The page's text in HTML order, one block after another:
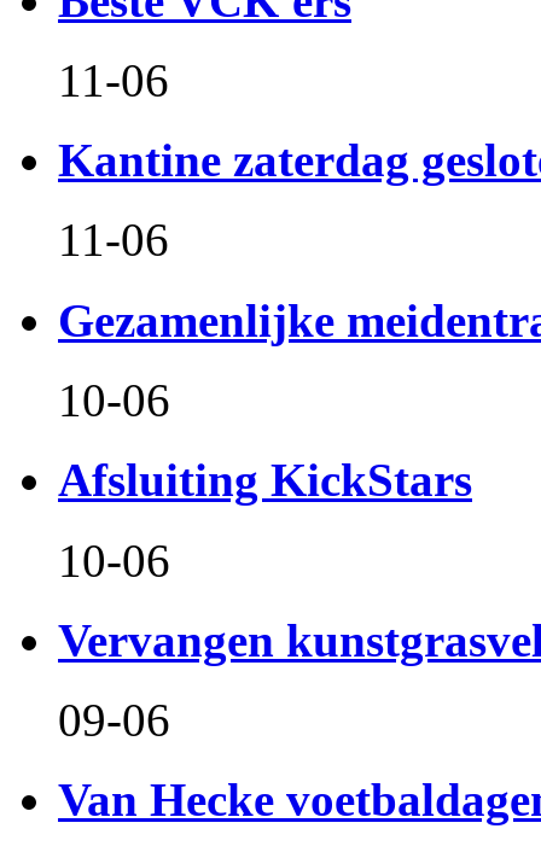
11-06
Kantine zaterdag
11-06
Gezamenlijke
10-06
Afsluiting KickStars
10-06
Vervangen
09-06
Van Hecke